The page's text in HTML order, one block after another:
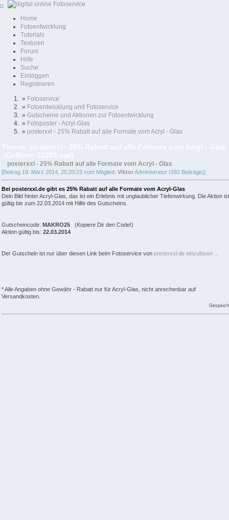
Home
Fotoentwicklung
Tutorials
Texturen
Forum
Hilfe
Suche
Einloggen
Registrieren
» Fotoservice
» Fotoentwicklung und Fotoservice
» Gutscheine und Aktionen zur Fotoentwicklung
» Fotoposter - Acryl-Glas
» posterxxl - 25% Rabatt auf alle Formate vom Acryl - Glas
posterxxl - 25% Rabatt auf alle Formate vom Acryl - Glas
[Beitrag 19. März 2014, 20:20:23 vom Mitglied: ViktorAdministrator (592 Beiträge)]
Bei posterxxl.de gibt es 25% Rabatt auf alle Formate vom Acryl-Glas
Dein Bild hinter Acryl-Glas, das ist ein Erlebnis mit unglaublicher Tiefenwirkung. Die Aktion ist
gültig bis zum 22.03.2014 mit Hilfe des Gutscheins.
Gutscheincode: MAKRO25 (Kopiere Dir den Code!)
Aktion gültig bis: 22.03.2014
Der Gutschein ist nur über diesen Link beim Fotoservice von posterxxl.de einzulösen ...
* Alle Angaben ohne Gewähr - Rabatt nur für Acryl-Glas, nicht anrechenbar auf
Versandkosten.